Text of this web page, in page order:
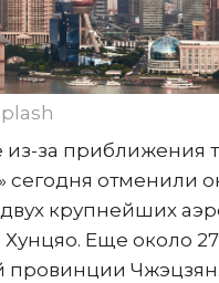
за приближения
сегодня отменили
крупнейших
Еще около
провинции